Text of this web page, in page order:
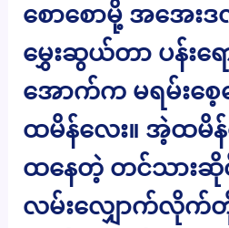
စောစောမို့ အအေ
မွှေးဆွယ်တာ ပန်းရေ
အောက်က မရမ်းစေ့ရ
ထမိန်လေး။ အဲ့ထမိ
ထနေတဲ့ တင်သား
လမ်းလျှောက်လိုက်တို